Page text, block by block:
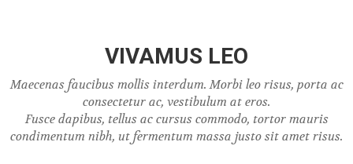
VIVAMUS LEO
Maecenas faucibus mollis interdum. Morbi leo risus, porta ac
consectetur ac, vestibulum at eros.
Fusce dapibus, tellus ac cursus commodo, tortor mauris
condimentum nibh, ut fermentum massa justo sit amet risus.